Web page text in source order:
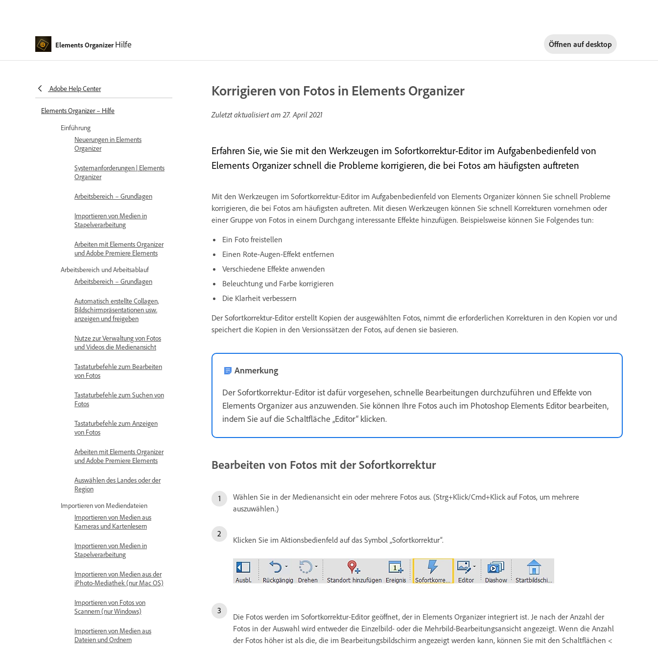
Elements Organizer Hilfe Öffnen aufdesktop
Adobe Help Center
Elements Organizer – Hilfe
Einführung
Neuerungen in Elements
Organizer
Systemanforderungen | Elements
Organizer
Arbeitsbereich – Grundlagen
Importieren von Medien in
Stapelverarbeitung
Arbeiten mit Elements Organizer
und Adobe Premiere Elements
Arbeitsbereich und Arbeitsablauf
Arbeitsbereich – Grundlagen
Automatisch erstellte Collagen,
Bildschirmpräsentationen usw.
anzeigen und freigeben
Nutze zur Verwaltung von Fotos
und Videos die Medienansicht
Tastaturbefehle zum Bearbeiten
von Fotos
Tastaturbefehle zum Suchen von
Fotos
Tastaturbefehle zum Anzeigen
von Fotos
Arbeiten mit Elements Organizer
und Adobe Premiere Elements
Auswählen des Landes oder der
Region
Importieren von Mediendateien
Importieren von Medien aus
Kameras und Kartenlesern
Importieren von Medien in
Stapelverarbeitung
Importieren von Medien aus der
iPhoto-Mediathek (nur Mac OS)
Importieren von Fotos von
Scannern (nur Windows)
Importieren von Medien aus
Dateien und Ordnern
Korrigieren von Fotos in Elements Organizer
Zuletzt aktualisiert am27. April 2021
Erfahren Sie, wie Sie mit den Werkzeugen im Sofortkorrektur-Editor im Aufgabenbedienfeld von
Elements Organizer schnell die Probleme korrigieren, die bei Fotos am häufigsten auftreten
Mit den Werkzeugen im Sofortkorrektur-Editor im Aufgabenbedienfeld von Elements Organizer können Sie schnell Probleme
korrigieren, die bei Fotos am häufigsten auftreten. Mit diesen Werkzeugen können Sie schnell Korrekturen vornehmen oder
einer Gruppe von Fotos in einem Durchgang interessante Effekte hinzufügen. Beispielsweise können Sie Folgendes tun:
Ein Foto freistellen
Einen Rote-Augen-Effekt entfernen
Verschiedene Effekte anwenden
Beleuchtung und Farbe korrigieren
Die Klarheit verbessern
Der Sofortkorrektur-Editor erstellt Kopien der ausgewählten Fotos, nimmt die erforderlichen Korrekturen in den Kopien vor und
speichert die Kopien in den Versionssätzen der Fotos, auf denen sie basieren.
Anmerkung
Der Sofortkorrektur-Editor ist dafür vorgesehen, schnelle Bearbeitungen durchzuführen und Effekte von
Elements Organizer aus anzuwenden. Sie können Ihre Fotos auch im Photoshop Elements Editor bearbeiten,
indem Sie auf die Schaltfläche „Editor“ klicken.
Bearbeiten von Fotos mit der Sofortkorrektur
Wählen Sie in der Medienansicht ein oder mehrere Fotos aus. (Strg+Klick/Cmd+Klick auf Fotos, um mehrere
auszuwählen.)
Klicken Sie im Aktionsbedienfeld auf das Symbol „Sofortkorrektur“.
Die Fotos werden im Sofortkorrektur-Editor geöffnet, der in Elements Organizer integriert ist. Je nach der Anzahl der
Fotos in der Auswahl wird entweder die Einzelbild- oder die Mehrbild-Bearbeitungsansicht angezeigt. Wenn die Anzahl
der Fotos höher ist als die, die im Bearbeitungsbildschirm angezeigt werden kann, können Sie mit den Schaltflächen <